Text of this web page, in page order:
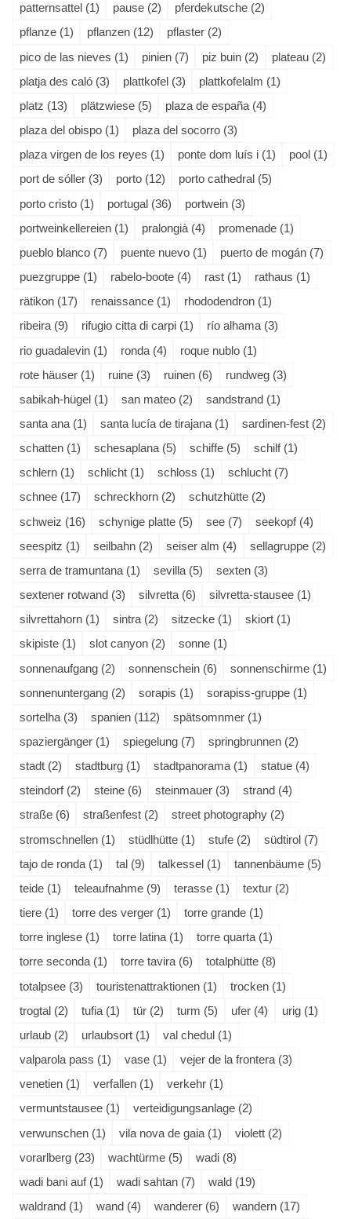
patternsattel (1)
pause (2)
pferdekutsche (2)
pflanze (1)
pflanzen (12)
pflaster (2)
pico de las nieves (1)
pinien (7) piz buin (2)
plateau (2)
platja des caló (3)
plattkofel (3)
plattkofelalm (1)
platz (13)
plätzwiese (5)
plaza de españa (4)
plaza del obispo (1)
plaza del socorro (3)
plaza virgen de los reyes (1)
ponte dom luís i (1)
pool (1)
port de sóller (3)
porto (12)
porto cathedral (5)
porto cristo (1)
portugal (36)
portwein (3)
portweinkellereien (1)
pralongià (4)
promenade (1)
pueblo blanco (7)
puente nuevo (1)
puerto de mogán (7)
puezgruppe (1)
rabelo-boote (4) rast (1)
rathaus (1)
rätikon (17)
renaissance (1)
rhododendron (1)
ribeira (9)
rifugio citta di carpi (1)
río alhama (3)
rio guadalevin (1)
ronda (4)
roque nublo (1)
rote häuser (1)
ruine (3) ruinen (6)
rundweg (3)
sabikah-hügel (1)
san mateo (2)
sandstrand (1)
santa ana (1)
santa lucía de tirajana (1)
sardinen-fest (2)
schatten (1)
schesaplana (5) schiffe (5)
schilf (1)
schlern (1)
schlicht (1) schloss (1)
schlucht (7)
schnee (17)
schreckhorn (2)
schutzhütte (2)
schweiz (16)
schynige platte (5) see (7)
seekopf (4)
seespitz (1)
seilbahn (2) seiser alm (4)
sellagruppe (2)
serra de tramuntana (1)
sevilla (5)
sexten (3)
sextener rotwand (3)
silvretta (6)
silvretta-stausee (1)
silvrettahorn (1)
sintra (2) sitzecke (1)
skiort (1)
skipiste (1)
slot canyon (2)
sonne (1)
sonnenaufgang (2)
sonnenschein (6)
sonnenschirme (1)
sonnenuntergang (2)
sorapis (1)
sorapiss-gruppe (1)
sortelha (3)
spanien (112)
spätsomnmer (1)
spaziergänger (1)
spiegelung (7)
springbrunnen (2)
stadt (2)
stadtburg (1) stadtpanorama (1)
statue (4)
steindorf (2)
steine (6) steinmauer (3)
strand (4)
straße (6)
straßenfest (2)
street photography (2)
stromschnellen (1)
stüdlhütte (1) stufe (2)
südtirol (7)
tajo de ronda (1)
tal (9) talkessel (1)
tannenbäume (5)
teide (1)
teleaufnahme (9) terasse (1)
textur (2)
tiere (1)
torre des verger (1)
torre grande (1)
torre inglese (1)
torre latina (1)
torre quarta (1)
torre seconda (1)
torre tavira (6)
totalphütte (8)
totalpsee (3)
touristenattraktionen (1)
trocken (1)
trogtal (2)
tufia (1) tür (2) turm (5) ufer (4)
urig (1)
urlaub (2)
urlaubsort (1)
val chedul (1)
valparola pass (1)
vase (1)
vejer de la frontera (3)
venetien (1)
verfallen (1)
verkehr (1)
vermuntstausee (1)
verteidigungsanlage (2)
verwunschen (1)
vila nova de gaia (1)
violett (2)
vorarlberg (23)
wachtürme (5)
wadi (8)
wadi bani auf (1)
wadi sahtan (7)
wald (19)
waldrand (1)
wand (4) wanderer (6) wandern (17)